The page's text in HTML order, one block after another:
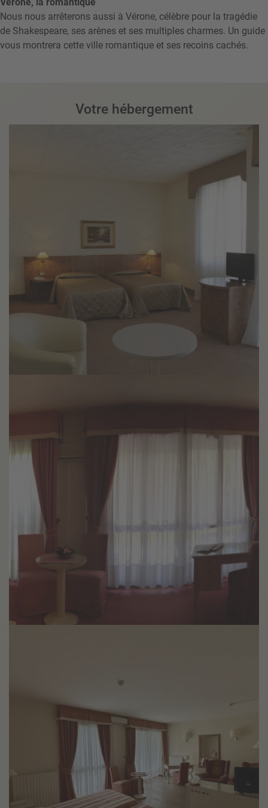
Nous nous arrêterons aussi à Vérone, célèbre pour la tragédie
de Shakespeare, ses arènes et ses multiples charmes. Un guide
vous montrera cette ville romantique et ses recoins cachés.
Votre hébergement